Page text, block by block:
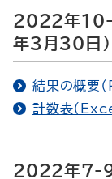
2022年10-
年3月30日）
結果の概要
計数表（
2022年7-9